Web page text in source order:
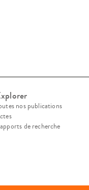
nos publications
de recherche